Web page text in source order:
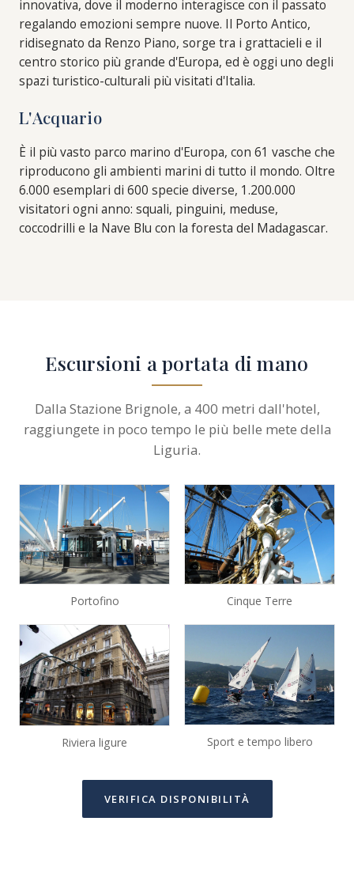
innovativa, dove il moderno interagisce con il passato
regalando emozioni sempre nuove. Il Porto Antico,
ridisegnato da Renzo Piano, sorge tra i grattacieli e il
centro storico più grande d'Europa, ed è oggi uno degli
spazi turistico-culturali più visitati d'Italia.
L'Acquario
È il più vasto parco marino d'Europa, con 61 vasche che
riproducono gli ambienti marini di tutto il mondo. Oltre
6.000 esemplari di 600 specie diverse, 1.200.000
visitatori ogni anno: squali, pinguini, meduse,
coccodrilli e la Nave Blu con la foresta del Madagascar.
Escursioni a portata di mano
Dalla Stazione Brignole, a 400 metri dall'hotel,
raggiungete in poco tempo le più belle mete della
Liguria.
Portofino Cinque Terre
Riviera ligure Sport e tempo libero
VERIFICA DISPONIBILITÀ